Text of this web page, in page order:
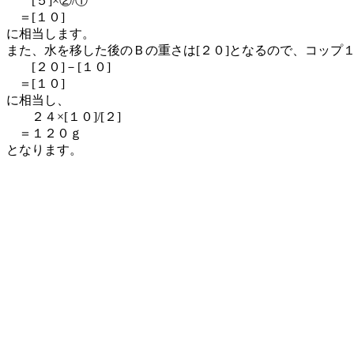
＝[１０]
に相当します。
また、水を移した後のＢの重さは[２０]となるので、コップ
[２０]－[１０]
＝[１０]
に相当し、
２４×[１０]/[２]
＝１２０ｇ
となります。